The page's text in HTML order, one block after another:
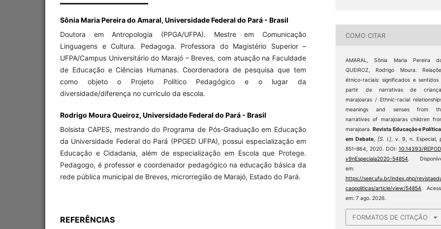
Sônia Maria Pereira do Amaral, Universidade Federal do Pará - Brasil
Doutora em Antropologia (PPGA/UFPA). Mestre em Comunicação
Linguagens e Cultura. Pedagoga. Professora do Magistério Superior –
UFPA/Campus Universitário do Marajó – Breves, com atuação na Faculdade
de Educação e Ciências Humanas. Coordenadora de pesquisa que tem
como objeto o Projeto Político Pedagógico e o lugar da
diversidade/diferença no currículo da escola.
Rodrigo Moura Queiroz, Universidade Federal do Pará - Brasil
Bolsista CAPES, mestrando do Programa de Pós-Graduação em Educação
da Universidade Federal do Pará (PPGED UFPA), possui especialização em
Educação e Cidadania, além de especialização em Escola que Protege.
Pedagogo, é professor e coordenador pedagógico na educação básica da
rede pública municipal de Breves, microrregião de Marajó, Estado do Pará.
REFERÊNCIAS
COMO CITAR
AMARAL, Sônia Maria Pereira
QUEIROZ, Rodrigo Moura.
étnico-raciais: significados e sentidos
partir de narrativas de
marajoaras / Ethnic-racial
meanings and senses from
narratives of marajoaras children
marajoara.Revista Educação e
em Debate,[S. l.], v. 9, n. Especial,
851–864, 2020. DOI: 10.14393/
v9nEspeciala2020-54854.
em:
https://seer.ufu.br/index.php/
caopoliticas/article/view/54854.
em: 7 ago. 2026.
FORMATOS DE CITAÇÃO